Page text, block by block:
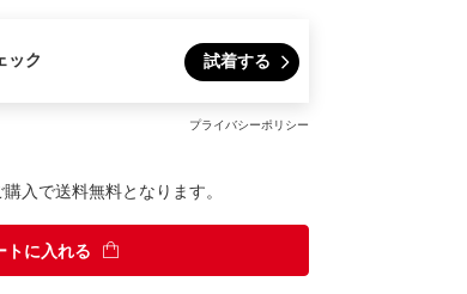
ック 試着する
プライバシーポリシー
入で送料無料となります。
トに入れる